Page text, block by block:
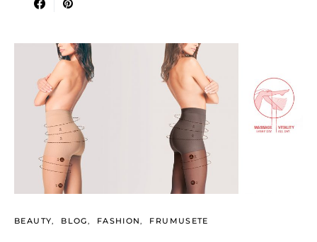
BEAUTY BLOG FASHION FRUMUSETE